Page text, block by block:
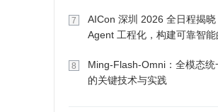
7
AICon 深圳 2026 全日程揭晓
Agent 工程化，构建可靠智能
8
Ming-Flash-Omni：全模态统
的关键技术与实践